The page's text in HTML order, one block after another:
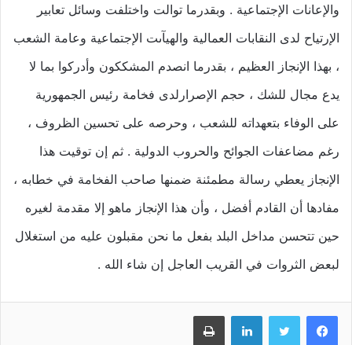
والإعانات الإجتماعية . وبقدرما توالت واختلفت وسائل تعابير
الإرتياح لدى النقابات العمالية والهيآىت الإجتماعية وعامة الشعب
، بهذا الإنجاز العظيم ، بقدرما انصدم المشككون وأدركوا بما لا
يدع مجال للشك ، حجم الإصرارلدى فخامة رئيس الجمهورية
على الوفاء بتعهداته للشعب ، وحرصه على تحسين الظروف ،
رغم مضاعفات الجوائح والحروب الدولية . ثم إن توقيت هذا
الإنجاز يعطي رسالة مطمئنة ضمنها صاحب الفخامة في خطابه ،
مفادها أن القادم أفضل ، وأن هذا الإنجاز ماهو إلا مقدمة لغيره
حين تتحسن مداخل البلد بفعل ما نحن مقبلون عليه من استغلال
لبعض الثروات في القريب العاجل إن شاء الله .
فيسبوك تويتر لينكدإن طباعة